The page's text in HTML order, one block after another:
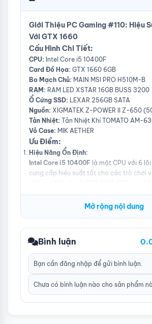
Giới Thiệu PC Gaming #110: Hiệu
Với GTX 1660
Cấu Hình Chi Tiết:
CPU: Intel Core i5 10400F
Card Đồ Họa: GTX 1660 6GB
Bo Mạch Chủ: MAIN MSI PRO H510M-B
RAM: RAM LED XSTAR 16GB BUSS 3200
Ổ Cứng SSD: LEXAR 256GB SATA
Nguồn: XIGMATEK Z-POWER II Z-650
Tản Nhiệt: Tản Nhiệt Khí TOMATO AM-
Vỏ Case: MIK AETHER
Ưu Điểm:
Hiệu Năng Ổn Định:
Intel Core i5 10400F là một CPU với 6 lõi
cung cấp hiệu suất tốt cho các trò chơi
năng xử lý tốt các trò chơi hiện đại ở độ
với cài đặt đồ họa cao.
game nhưFortnite GTA V
mượt mà và chất lượng hình ảnh cao.
RAM 16GB:
RAM LED XSTAR 16GB BUSS 3200cung
cho việc chơi game và làm việc đa nhiệm.
thêm phần thẩm mỹ cho hệ thống của
Mở rộng nội dung
Bình luận
Bạn cần đăng nhập để gửi bình luận.
Chưa có bình luận nào cho sản phẩm